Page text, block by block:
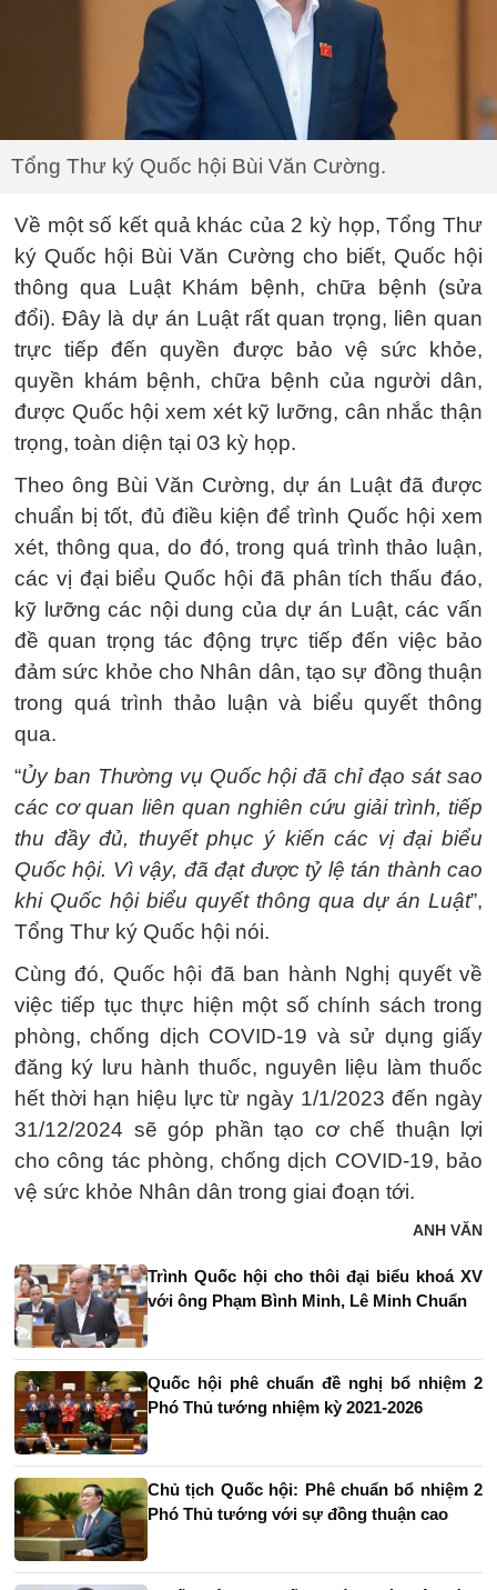
Tổng Thư ký Quốc hội Bùi Văn Cường.
Về một số kết quả khác của 2 kỳ họp, Tổng Thư
ký Quốc hội Bùi Văn Cường cho biết, Quốc hội
thông qua Luật Khám bệnh, chữa bệnh (sửa
đổi). Đây là dự án Luật rất quan trọng, liên quan
trực tiếp đến quyền được bảo vệ sức khỏe,
quyền khám bệnh, chữa bệnh của người dân,
được Quốc hội xem xét kỹ lưỡng, cân nhắc thận
trọng, toàn diện tại 03 kỳ họp.
Theo ông Bùi Văn Cường, dự án Luật đã được
chuẩn bị tốt, đủ điều kiện để trình Quốc hội xem
xét, thông qua, do đó, trong quá trình thảo luận,
các vị đại biểu Quốc hội đã phân tích thấu đáo,
kỹ lưỡng các nội dung của dự án Luật, các vấn
đề quan trọng tác động trực tiếp đến việc bảo
đảm sức khỏe cho Nhân dân, tạo sự đồng thuận
trong quá trình thảo luận và biểu quyết thông
qua.
“Ủy ban Thường vụ Quốc hội đã chỉ đạo sát sao
các cơ quan liên quan nghiên cứu giải trình, tiếp
thu đầy đủ, thuyết phục ý kiến các vị đại biểu
Quốc hội. Vì vậy, đã đạt được tỷ lệ tán thành cao
khi Quốc hội biểu quyết thông qua dự án Luật”,
Tổng Thư ký Quốc hội nói.
Cùng đó, Quốc hội đã ban hành Nghị quyết về
việc tiếp tục thực hiện một số chính sách trong
phòng, chống dịch COVID-19 và sử dụng giấy
đăng ký lưu hành thuốc, nguyên liệu làm thuốc
hết thời hạn hiệu lực từ ngày 1/1/2023 đến ngày
31/12/2024 sẽ góp phần tạo cơ chế thuận lợi
cho công tác phòng, chống dịch COVID-19, bảo
vệ sức khỏe Nhân dân trong giai đoạn tới.
ANH VĂN
Trình Quốc hội cho thôi đại biểu khoá XV
với ông Phạm Bình Minh, Lê Minh Chuẩn
Quốc hội phê chuẩn đề nghị bổ nhiệm 2
Phó Thủ tướng nhiệm kỳ 2021-2026
Chủ tịch Quốc hội: Phê chuẩn bổ nhiệm 2
Phó Thủ tướng với sự đồng thuận cao